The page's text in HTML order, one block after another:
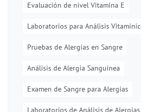
Evaluación de nivel Vitamina E
Laboratorios para Análisis
Pruebas de Alergias en Sangre
Análisis de Alergia Sanguínea
Examen de Sangre para Alergias
Laboratorios de Análisis de Alergias